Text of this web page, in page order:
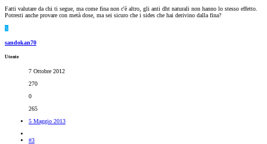
Fatti valutare da chi ti segue, ma come fina non c'è altro, gli anti dht naturali non hanno lo stesso effetto.
Potresti anche provare con metà dose, ma sei sicuro che i sides che hai derivino dalla fina?
S
sandokan70
Utente
7 Ottobre 2012
270
0
265
5 Maggio 2013
#3